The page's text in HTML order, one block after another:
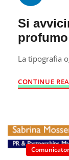
Si
La tipografia
CONTINUE